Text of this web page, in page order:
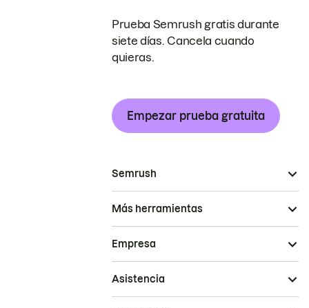
Prueba Semrush gratis durante
siete días. Cancela cuando
quieras.
Empezar prueba gratuita
Semrush
Más herramientas
Empresa
Asistencia